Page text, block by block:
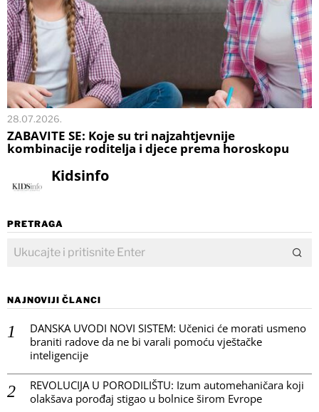
28.07.2026.
ZABAVITE SE: Koje su tri najzahtjevnije
kombinacije roditelja i djece prema horoskopu
Kidsinfo
PRETRAGA
NAJNOVIJI ČLANCI
DANSKA UVODI NOVI SISTEM: Učenici će morati usmeno
braniti radove da ne bi varali pomoću vještačke
inteligencije
REVOLUCIJA U PORODILIŠTU: Izum automehaničara koji
olakšava porođaj stigao u bolnice širom Evrope